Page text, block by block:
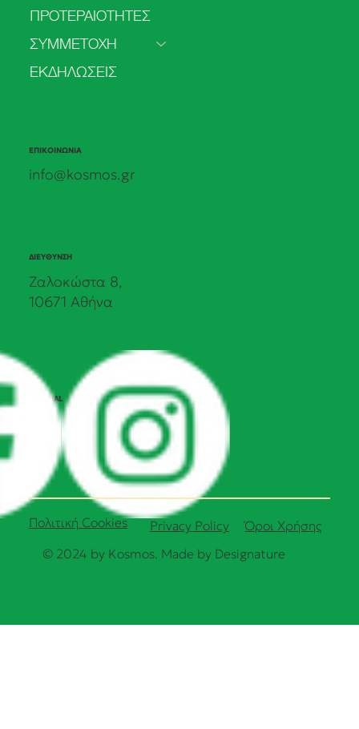
τα δεδομένα στις πολιτικές δεσμεύσεις.
Τα πρώτα αποτελέσματα της δημόσιας
ΠΡΟΤΕΡΑΙΟΤΗΤΕΣ
ΣΥΜΜΕΤΟΧΗ
ΕΚΔΗΛΩΣΕΙΣ
ΕΠΙΚΟΙΝΩΝΙΑ
info@kosmos.gr
ΔΙΕΥΘΥΝΣΗ
Ζαλοκώστα 8,
10671 Αθήνα
SOCIAL
© 2024 by Kosmos. Made by Designature
Πολιτική Cookies Όροι Χρήσης
Privacy Policy